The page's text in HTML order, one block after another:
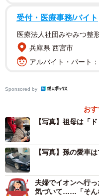
心配な投稿者とはうらはらに
受付・医療事務/バイト
医療法人社団みやみつ整
兵庫県 西宮市
アルバイト・パート
Sponsored by
お
【写真】祖母は「
【写真】孫の愛車
夫婦でイオンへ行
気づいて……「そん